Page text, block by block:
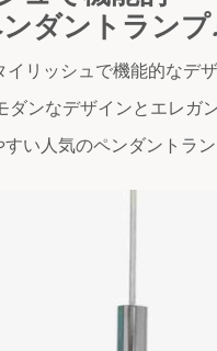
ダントランプ
リッシュで機能的なデ
ンなデザインとエレガ
い人気のペンダントラン